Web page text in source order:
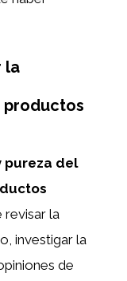
la
productos
pureza del
revisar la
investigar la
de